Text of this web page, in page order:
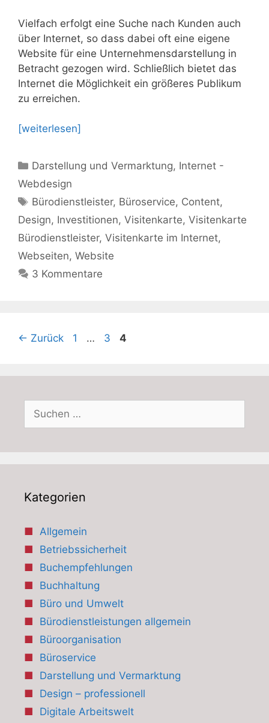
Vielfach erfolgt eine Suche nach Kunden auch
über Internet, so dass dabei oft eine eigene
Website für eine Unternehmensdarstellung in
Betracht gezogen wird. Schließlich bietet das
Internet die Möglichkeit ein größeres Publikum
zu erreichen.
[weiterlesen]
Kategorien
Darstellung und Vermarktung, Internet -
Webdesign
Schlagwörter
Bürodienstleister, Büroservice, Content,
Design, Investitionen, Visitenkarte, Visitenkarte
Bürodienstleister, Visitenkarte im Internet,
Webseiten, Website
3 Kommentare
← Zurück Seite
1 … Seite
3 Seite
4
Suchen
nach:
Kategorien
Allgemein
Betriebssicherheit
Buchempfehlungen
Buchhaltung
Büro und Umwelt
Bürodienstleistungen allgemein
Büroorganisation
Büroservice
Darstellung und Vermarktung
Design – professionell
Digitale Arbeitswelt